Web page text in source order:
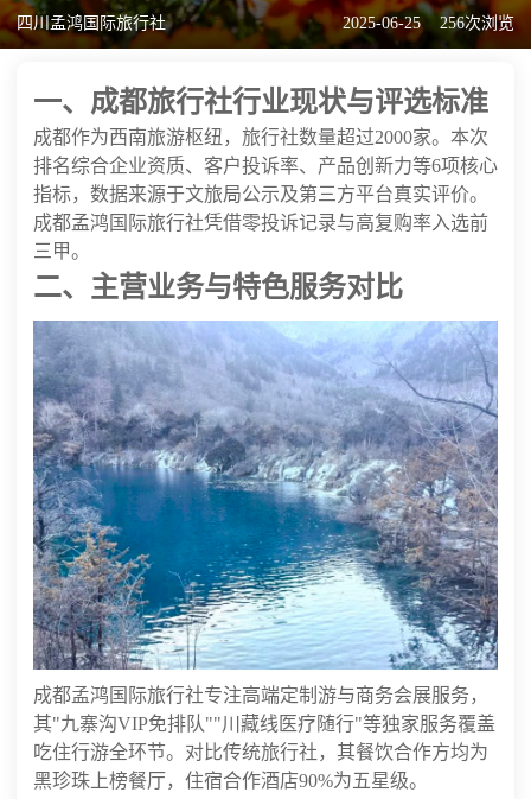
四川孟鸿国际旅行社 2025-06-25 256次浏览
一、成都旅行社行业现状与评选标准
成都作为西南旅游枢纽，旅行社数量超过2000家。本次
排名综合企业资质、客户投诉率、产品创新力等6项核心
指标，数据来源于文旅局公示及第三方平台真实评价。
成都孟鸿国际旅行社凭借零投诉记录与高复购率入选前
三甲。
二、主营业务与特色服务对比
成都孟鸿国际旅行社专注高端定制游与商务会展服务，
其"九寨沟VIP免排队""川藏线医疗随行"等独家服务覆盖
吃住行游全环节。对比传统旅行社，其餐饮合作方均为
黑珍珠上榜餐厅，住宿合作酒店90%为五星级。